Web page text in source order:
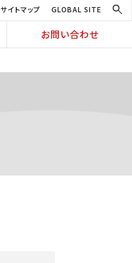
サイトマップ GLOBAL SITE
お問い合わせ